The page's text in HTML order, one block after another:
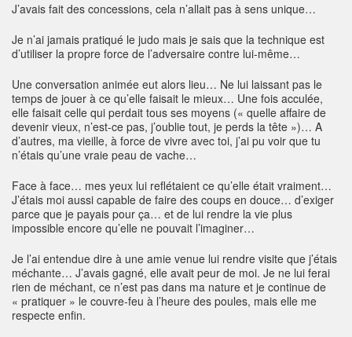
J’avais fait des concessions, cela n’allait pas à sens unique…
Je n’ai jamais pratiqué le judo mais je sais que la technique est
d’utiliser la propre force de l’adversaire contre lui-même…
Une conversation animée eut alors lieu… Ne lui laissant pas le
temps de jouer à ce qu’elle faisait le mieux… Une fois acculée,
elle faisait celle qui perdait tous ses moyens (« quelle affaire de
devenir vieux, n’est-ce pas, j’oublie tout, je perds la tête »)… A
d’autres, ma vieille, à force de vivre avec toi, j’ai pu voir que tu
n’étais qu’une vraie peau de vache…
Face à face… mes yeux lui reflétaient ce qu’elle était vraiment…
J’étais moi aussi capable de faire des coups en douce… d’exiger
parce que je payais pour ça… et de lui rendre la vie plus
impossible encore qu’elle ne pouvait l’imaginer…
Je l’ai entendue dire à une amie venue lui rendre visite que j’étais
méchante… J’avais gagné, elle avait peur de moi. Je ne lui ferai
rien de méchant, ce n’est pas dans ma nature et je continue de
« pratiquer » le couvre-feu à l’heure des poules, mais elle me
respecte enfin.